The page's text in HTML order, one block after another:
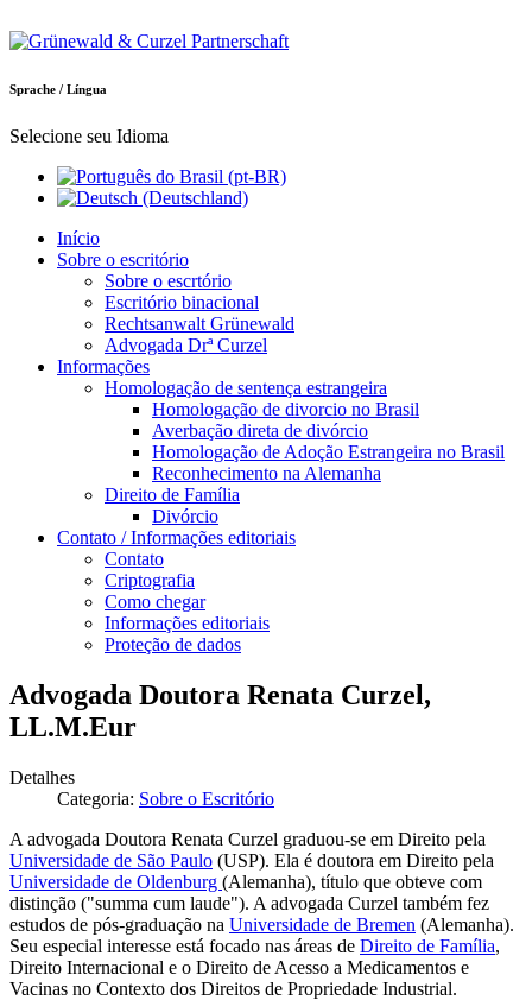
Sprache / Língua
Selecione seu Idioma
Início
Sobre o escritório
Sobre o escrtório
Escritório binacional
Rechtsanwalt Grünewald
Advogada Drª Curzel
Informações
Homologação de sentença estrangeira
Homologação de divorcio no Brasil
Averbação direta de divórcio
Homologação de Adoção Estrangeira no Brasil
Reconhecimento na Alemanha
Direito de Família
Divórcio
Contato / Informações editoriais
Contato
Criptografia
Como chegar
Informações editoriais
Proteção de dados
Advogada Doutora Renata Curzel,
LL.M.Eur
Detalhes
Categoria: Sobre o Escritório
A advogada Doutora Renata Curzel graduou-se em Direito pela
Universidade de São Paulo (USP). Ela é doutora em Direito pela
Universidade de Oldenburg (Alemanha), título que obteve com
distinção ("summa cum laude"). A advogada Curzel também fez
estudos de pós-graduação na Universidade de Bremen (Alemanha).
Seu especial interesse está focado nas áreas de Direito de Família,
Direito Internacional e o Direito de Acesso a Medicamentos e
Vacinas no Contexto dos Direitos de Propriedade Industrial.